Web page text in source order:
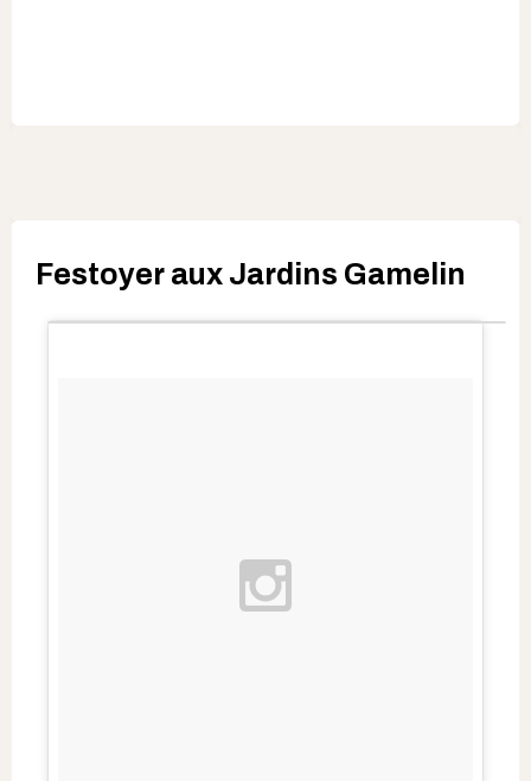
Festoyer aux Jardins Gamelin